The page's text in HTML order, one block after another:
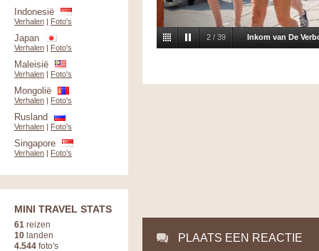
2 / 39 Inkom van De
PLAATS EEN REACTIE
Indonesië
Verhalen | Foto's
Japan
Verhalen | Foto's
Maleisië
Verhalen | Foto's
Mongolië
Verhalen | Foto's
Rusland
Verhalen | Foto's
Singapore
Verhalen | Foto's
MINI TRAVEL STATS
61 reizen
10 landen
4.544 foto's